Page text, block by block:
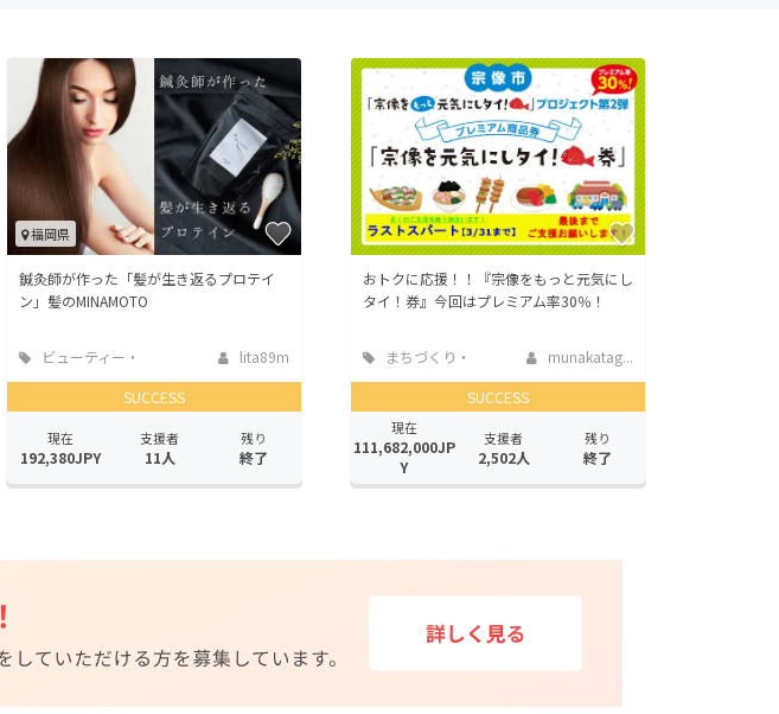
machi-ya コミュニティ
福岡県
鍼灸師が作った「髪が生き返るプロテイ
ン」髪のMINAMOTO
ビューティー・
ヘルスケア
lita89m
SUCCESS
現在
192,380JPY
支援者
11人
残り
終了
おトクに応援！！『宗像をもっと元気にし
タイ！券』今回はプレミアム率30％！
まちづくり・
地域活性化
munakatag...
SUCCESS
現在
111,682,000JP
Y
支援者
2,502人
残り
終了